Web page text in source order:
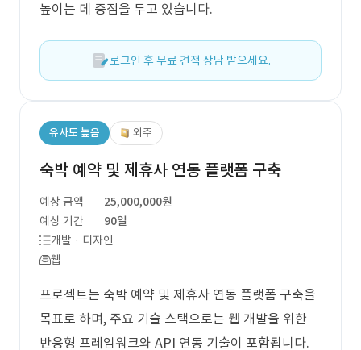
높이는 데 중점을 두고 있습니다.
로그인 후 무료 견적 상담 받으세요.
유사도 높음 외주
숙박 예약 및 제휴사 연동 플랫폼 구축
예상 금액
25,000,000원
예상 기간
90일
개발 · 디자인
웹
프로젝트는 숙박 예약 및 제휴사 연동 플랫폼 구축을
목표로 하며, 주요 기술 스택으로는 웹 개발을 위한
반응형 프레임워크와 API 연동 기술이 포함됩니다.